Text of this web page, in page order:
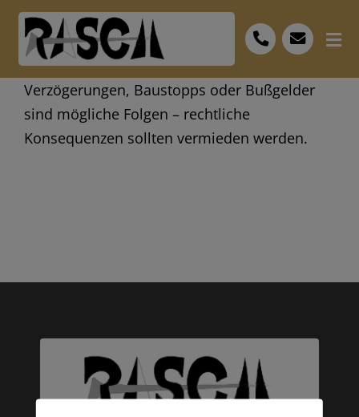
Skip
content
Start
Leistungen
Verzögerungen, Baustopps oder Bußgelder
sind mögliche Folgen – rechtliche
Konsequenzen sollten vermieden werden.